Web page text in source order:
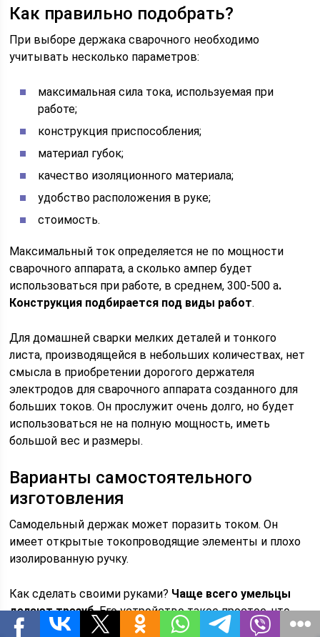
Как правильно подобрать?
При выборе держака сварочного необходимо
учитывать несколько параметров:
максимальная сила тока, используемая при
работе;
конструкция приспособления;
материал губок;
качество изоляционного материала;
удобство расположения в руке;
стоимость.
Максимальный ток определяется не по мощности
сварочного аппарата, а сколько ампер будет
использоваться при работе, в среднем, 300-500 а.
Конструкция подбирается под виды работ.
Для домашней сварки мелких деталей и тонкого
листа, производящейся в небольших количествах, нет
смысла в приобретении дорогого держателя
электродов для сварочного аппарата созданного для
больших токов. Он прослужит очень долго, но будет
использоваться не на полную мощность, иметь
большой вес и размеры.
Варианты самостоятельного
изготовления
Самодельный держак может поразить током. Он
имеет открытые токопроводящие элементы и плохо
изолированную ручку.
Как сделать своими руками? Чаще всего умельцы
делают трезуб. Его устройство такое простое, что
чертеж не нужен. Три прута из низкоуглеродистой